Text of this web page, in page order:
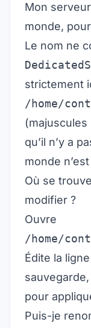
Mon
monde,
Le nom ne
strictement
/home/
qu’il n’y a
monde
Où se
modifier ?
Ouvre
/home/
Édite la ligne
pour
Puis-je